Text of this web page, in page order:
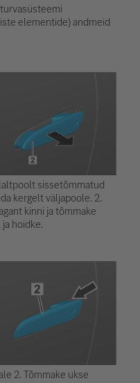
elementide) andmeid
sissetõmmatud
kergelt väljapoole. 2.
kinni ja tõmmake
hoidke.
2. Tõmmake ukse